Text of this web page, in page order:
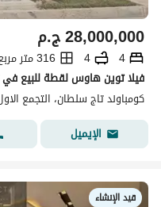
ج.م28,000,000
4
4
316 متر مربع
كومباوند تاج سلطان، التجمع
الإيميل
قيد الإنشاء